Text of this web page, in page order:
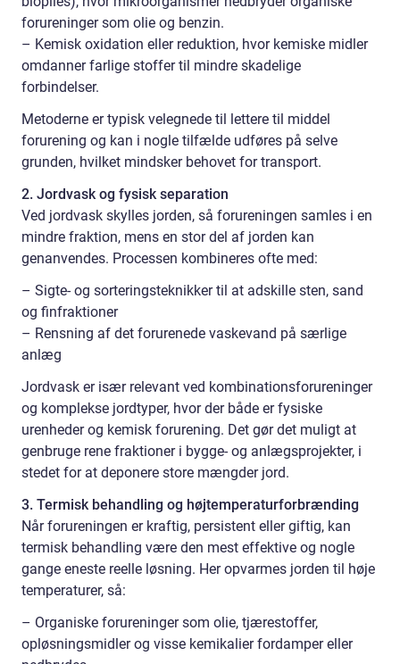
forureninger som olie og benzin.
– Kemisk oxidation eller reduktion, hvor kemiske midler
omdanner farlige stoffer til mindre skadelige
forbindelser.
Metoderne er typisk velegnede til lettere til middel
forurening og kan i nogle tilfælde udføres på selve
grunden, hvilket mindsker behovet for transport.
2. Jordvask og fysisk separation
Ved jordvask skylles jorden, så forureningen samles i en
mindre fraktion, mens en stor del af jorden kan
genanvendes. Processen kombineres ofte med:
– Sigte- og sorteringsteknikker til at adskille sten, sand
og finfraktioner
– Rensning af det forurenede vaskevand på særlige
anlæg
Jordvask er især relevant ved kombinationsforureninger
og komplekse jordtyper, hvor der både er fysiske
urenheder og kemisk forurening. Det gør det muligt at
genbruge rene fraktioner i bygge- og anlægsprojekter, i
stedet for at deponere store mængder jord.
3. Termisk behandling og højtemperaturforbrænding
Når forureningen er kraftig, persistent eller giftig, kan
termisk behandling være den mest effektive og nogle
gange eneste reelle løsning. Her opvarmes jorden til høje
temperaturer, så:
– Organiske forureninger som olie, tjærestoffer,
opløsningsmidler og visse kemikalier fordamper eller